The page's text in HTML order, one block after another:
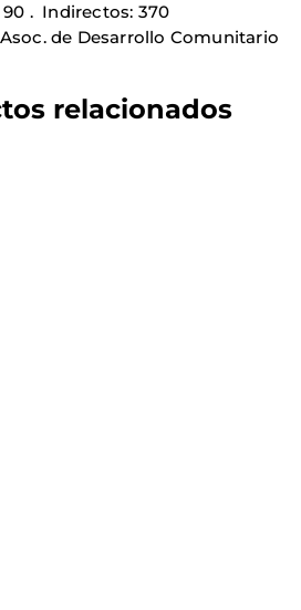
. Indirectos: 370
de Desarrollo Comunitario
relacionados